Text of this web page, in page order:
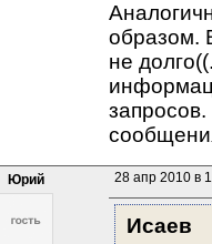
образом.
не
Юрий 28 апр 2010 в
Исаев